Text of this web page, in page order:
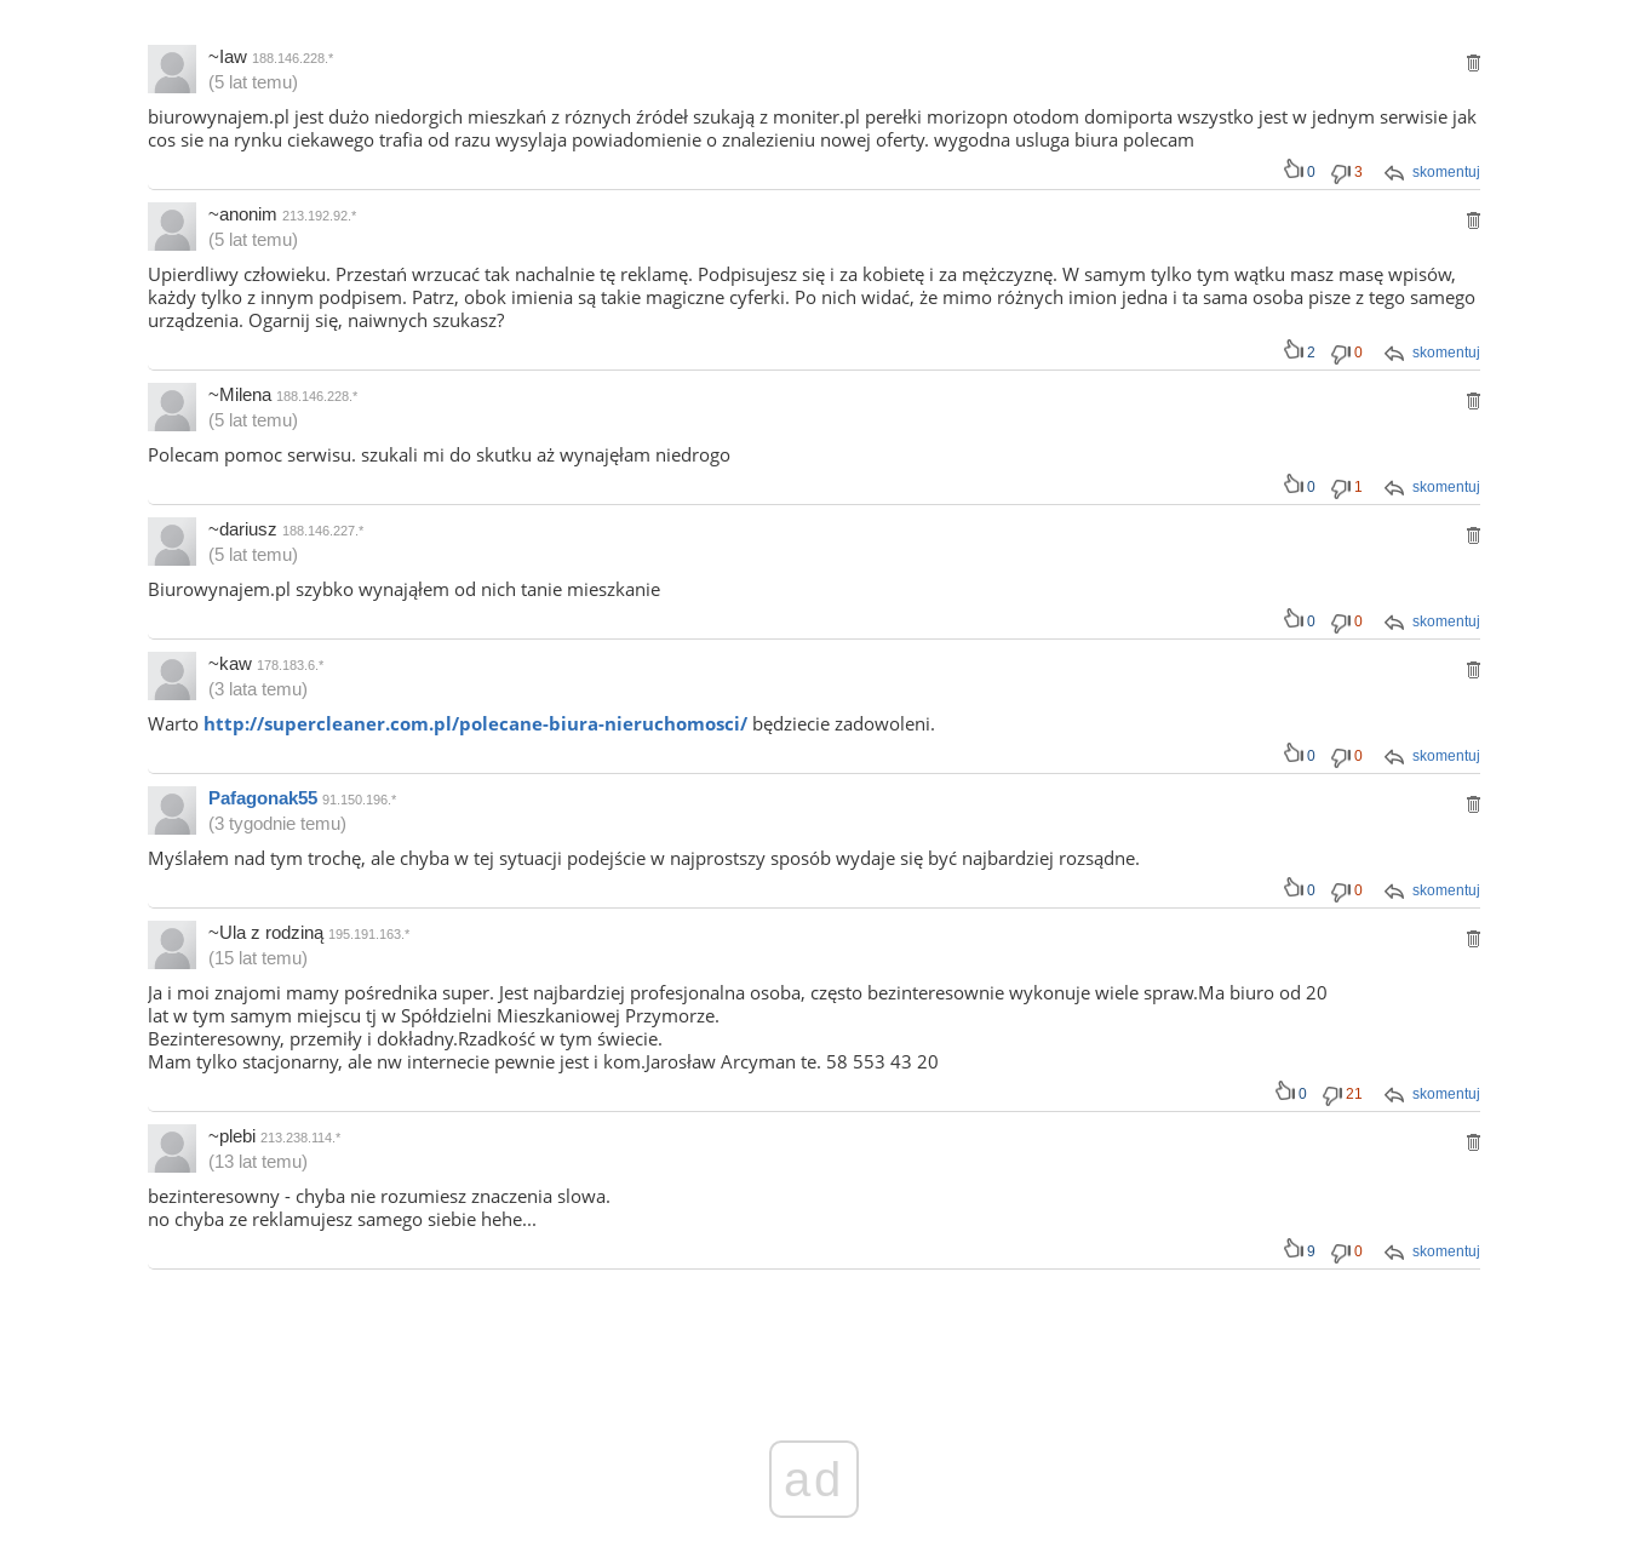
~Iaw 188.146.228.*
(5 lat temu)
biurowynajem.pl jest dużo niedorgich mieszkań z róznych źródeł szukają z moniter.pl perełki morizopn otodom domiporta wszystko jest w jednym serwisie jak
cos sie na rynku ciekawego trafia od razu wysylaja powiadomienie o znalezieniu nowej oferty. wygodna usluga biura polecam
skomentuj
0 3
~anonim 213.192.92.*
(5 lat temu)
Upierdliwy człowieku. Przestań wrzucać tak nachalnie tę reklamę. Podpisujesz się i za kobietę i za mężczyznę. W samym tylko tym wątku masz masę wpisów,
każdy tylko z innym podpisem. Patrz, obok imienia są takie magiczne cyferki. Po nich widać, że mimo różnych imion jedna i ta sama osoba pisze z tego samego
urządzenia. Ogarnij się, naiwnych szukasz?
skomentuj
2 0
~Milena 188.146.228.*
(5 lat temu)
Polecam pomoc serwisu. szukali mi do skutku aż wynajęłam niedrogo
skomentuj
0 1
~dariusz 188.146.227.*
(5 lat temu)
Biurowynajem.pl szybko wynająłem od nich tanie mieszkanie
skomentuj
0 0
~kaw 178.183.6.*
(3 lata temu)
Warto http://supercleaner.com.pl/polecane-biura-nieruchomosci/ będziecie zadowoleni.
skomentuj
0 0
Pafagonak55 91.150.196.*
(3 tygodnie temu)
Myślałem nad tym trochę, ale chyba w tej sytuacji podejście w najprostszy sposób wydaje się być najbardziej rozsądne.
skomentuj
0 0
~Ula z rodziną 195.191.163.*
(15 lat temu)
Ja i moi znajomi mamy pośrednika super. Jest najbardziej profesjonalna osoba, często bezinteresownie wykonuje wiele spraw.Ma biuro od 20
lat w tym samym miejscu tj w Spółdzielni Mieszkaniowej Przymorze.
Bezinteresowny, przemiły i dokładny.Rzadkość w tym świecie.
Mam tylko stacjonarny, ale nw internecie pewnie jest i kom.Jarosław Arcyman te. 58 553 43 20
skomentuj
0 21
~plebi 213.238.114.*
(13 lat temu)
bezinteresowny - chyba nie rozumiesz znaczenia slowa.
no chyba ze reklamujesz samego siebie hehe...
skomentuj
9 0
ad